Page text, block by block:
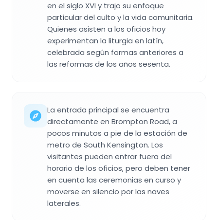
en el siglo XVI y trajo su enfoque
particular del culto y la vida comunitaria.
Quienes asisten a los oficios hoy
experimentan la liturgia en latín,
celebrada según formas anteriores a
las reformas de los años sesenta.
La entrada principal se encuentra
directamente en Brompton Road, a
pocos minutos a pie de la estación de
metro de South Kensington. Los
visitantes pueden entrar fuera del
horario de los oficios, pero deben tener
en cuenta las ceremonias en curso y
moverse en silencio por las naves
laterales.